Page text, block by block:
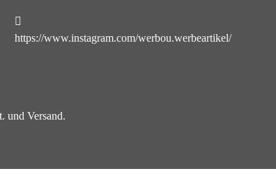
https://www.instagram.com/werbou.werbeartikel/
und Versand.